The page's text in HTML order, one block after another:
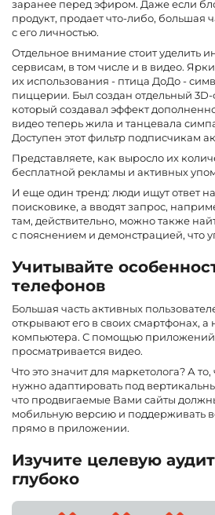
заранее перед эфиром. Даже если
продукт, продает что-либо, большая
с его личностью.
Отдельное внимание стоит уделить
сервисам, в том числе и в видео.
их использования - птица ДоДо -
пиццерии. Был создан отдельный
который создавал эффект
видео теперь жила и танцевала
Доступен этот фильтр подписчикам
Представляете, как выросло их
бесплатной рекламы и активных
И еще один тренд: люди ищут ответ
поисковике, а вводят запрос,
там, действительно, можно также
с пояснением и демонстрацией, что
Учитывайте
телефонов
Большая часть активных
открывают его в своих смартфонах, а
компьютера. С помощью
просматривается видео.
Что это значит для маркетолога? А
нужно адаптировать под
что продвигаемые Вами сайты
мобильную версию и поддерживать
прямо в приложении.
Изучите целевую
глубоко